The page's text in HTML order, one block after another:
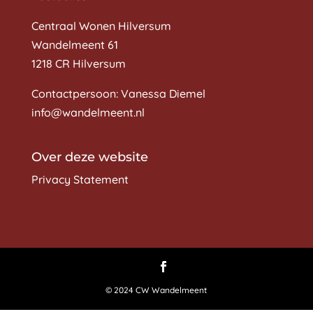
Centraal Wonen Hilversum
Wandelmeent 61
1218 CR Hilversum
Contactpersoon: Vanessa Diemel
info@wandelmeent.nl
Over deze website
Privacy Statement
© 2024 CW Wandelmeent